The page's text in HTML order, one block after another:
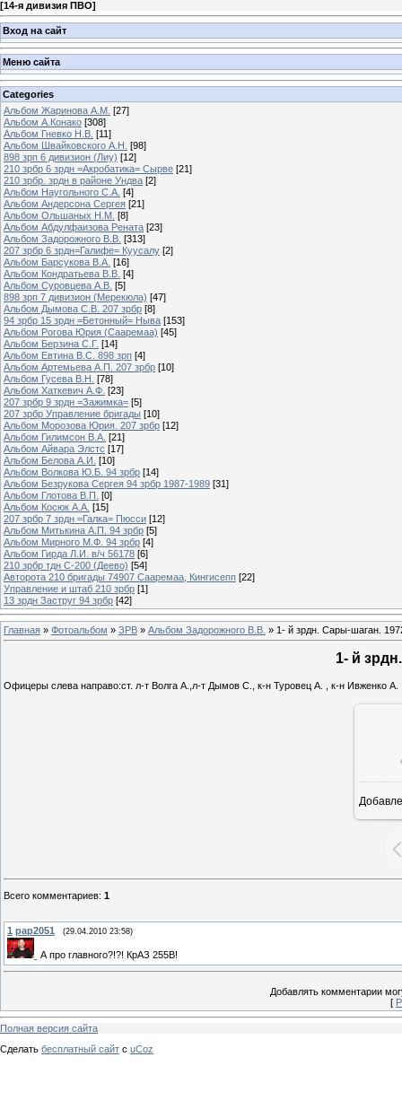
[14-я дивизия ПВО]
Вход на сайт
Меню сайта
Categories
Альбом Жаринова А.М. [27]
Альбом А.Конако [308]
Альбом Гневко Н.В. [11]
Альбом Швайковского А.Н. [98]
898 зрп 6 дивизион (Лиу) [12]
210 зрбр 6 зрдн =Акробатика= Сырве [21]
210 зрбр. зрдн в районе Ундва [2]
Альбом Наугольного С.А. [4]
Альбом Андерсона Сергея [21]
Альбом Ольшаных Н.М. [8]
Альбом Абдулфаизова Рената [23]
Альбом Задорожного В.В. [313]
207 зрбр 6 зрдн=Галифе= Куусалу [2]
Альбом Барсукова В.А. [16]
Альбом Кондратьева В.В. [4]
Альбом Суровцева А.В. [5]
898 зрп 7 дивизион (Мерекюла) [47]
Альбом Дымова С.В. 207 зрбр [8]
94 зрбр 15 зрдн =Бетонный= Ныва [153]
Альбом Рогова Юрия (Сааремаа) [45]
Альбом Берзина С.Г. [14]
Альбом Евтина В.С. 898 зрп [4]
Альбом Артемьева А.П. 207 зрбр [10]
Альбом Гусева В.Н. [78]
Альбом Хаткевич А.Ф. [23]
207 зрбр 9 зрдн =Зажимка= [5]
207 зрбр Управление бригады [10]
Альбом Морозова Юрия. 207 зрбр [12]
Альбом Гилимсон В.А. [21]
Альбом Айвара Элстс [17]
Альбом Белова А.И. [10]
Альбом Волкова Ю.Б. 94 зрбр [14]
Альбом Безрукова Сергея 94 зрбр 1987-1989 [31]
Альбом Глотова В.П. [0]
Альбом Косюк А.А. [15]
207 зрбр 7 зрдн =Галка= Пюсси [12]
Альбом Митькина А.П. 94 зрбр [5]
Альбом Мирного М.Ф. 94 зрбр [4]
Альбом Гирда Л.И. в/ч 56178 [6]
210 зрбр тдн С-200 (Деево) [54]
Авторота 210 бригады 74907 Сааремаа, Кингисепп [22]
Управление и штаб 210 зрбр [1]
13 зрдн Заструг 94 зрбр [42]
Главная » Фотоальбом » ЗРВ » Альбом Задорожного В.В. » 1- й зрдн. Сары-шаган.
1- й
Офицеры слева направо:ст. л-т Волга А.,л-т Дымов С., к-н Туровец А. , к-н Ивженко А.
Всего комментариев: 1
1 pap2051 (29.04.2010 23:58)
А про главного?!?! КрАЗ 255В!
Добавлять комментарии
[
Полная версия сайта
Сделать бесплатный сайт с uCoz